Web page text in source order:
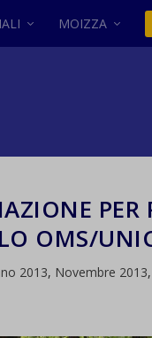
MOIZZA
PER
OMS/
2013, Novembre 2013,